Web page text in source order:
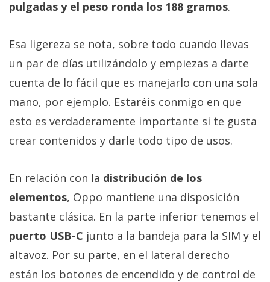
pulgadas y el peso ronda los 188 gramos.
Esa ligereza se nota, sobre todo cuando llevas
un par de días utilizándolo y empiezas a darte
cuenta de lo fácil que es manejarlo con una sola
mano, por ejemplo. Estaréis conmigo en que
esto es verdaderamente importante si te gusta
crear contenidos y darle todo tipo de usos.
En relación con la distribución de los
elementos, Oppo mantiene una disposición
bastante clásica. En la parte inferior tenemos el
puerto USB-C junto a la bandeja para la SIM y el
altavoz. Por su parte, en el lateral derecho
están los botones de encendido y de control de